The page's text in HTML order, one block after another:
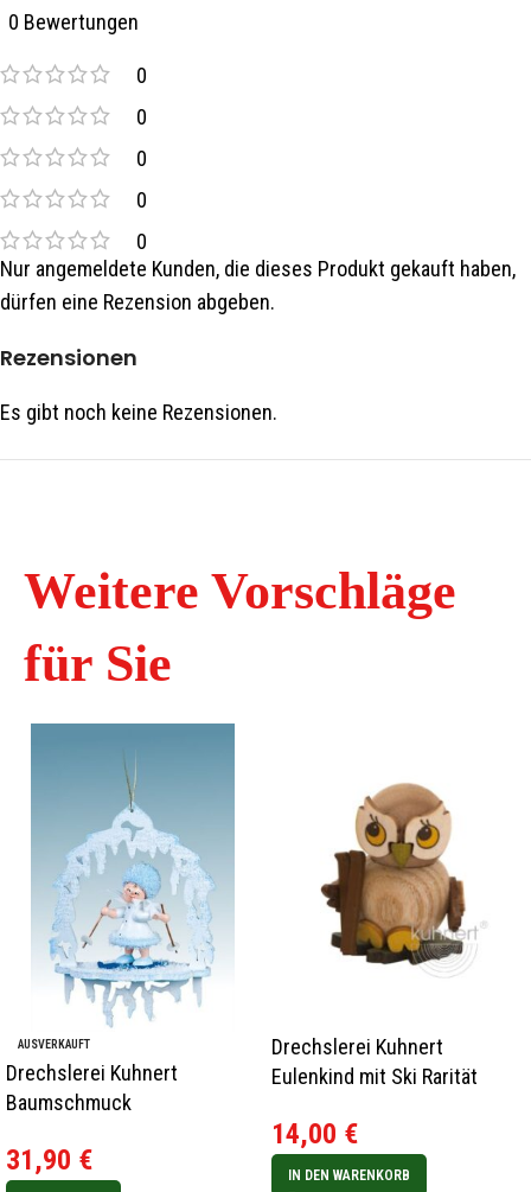
0 Bewertungen
0
0
0
0
0
Rezensionen
Es gibt noch keine Rezensionen.
Nur angemeldete Kunden, die dieses Produkt gekauft haben,
dürfen eine Rezension abgeben.
Weitere Vorschläge
für Sie
AUSVERKAUFT
Drechslerei Kuhnert
Baumschmuck
Rarität
31,90 €
Drechslerei Kuhnert
Eulenkind mit Ski Rarität
14,00 €
IN DEN WARENKORB